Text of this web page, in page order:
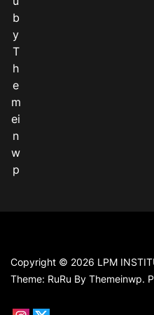
b
y
T
h
e
m
ei
n
w
p
Copyright © 2026 LPM
Theme: RuRu By Themeinwp.